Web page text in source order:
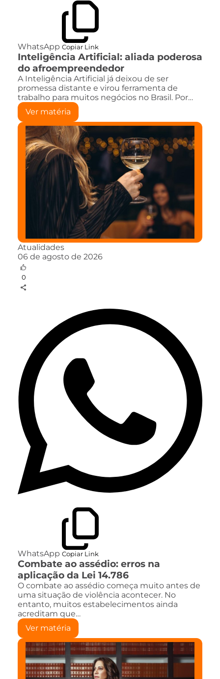
WhatsApp Copiar Link
Inteligência Artificial: aliada poderosa
do afroempreendedor
A Inteligência Artificial já deixou de ser
promessa distante e virou ferramenta de
trabalho para muitos negócios no Brasil. Por…
Ver matéria
Atualidades
06 de agosto de 2026
0
WhatsApp Copiar Link
Combate ao assédio: erros na
aplicação da Lei 14.786
O combate ao assédio começa muito antes de
uma situação de violência acontecer. No
entanto, muitos estabelecimentos ainda
acreditam que…
Ver matéria